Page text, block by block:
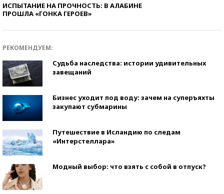
ИСПЫТАНИЕ НА ПРОЧНОСТЬ: В АЛАБИНЕ
ПРОШЛА «ГОНКА ГЕРОЕВ»
РЕКОМЕНДУЕМ:
Судьба наследства: истории удивительных
завещаний
Бизнес уходит под воду: зачем на суперъяхты
закупают субмарины
Путешествие в Исландию по следам
«Интерстеллара»
Модный выбор: что взять с собой в отпуск?